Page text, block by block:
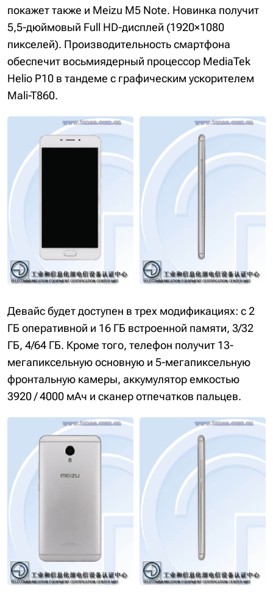
покажет также и Meizu M5 Note. Новинка получит
5,5-дюймовый Full HD-дисплей (1920×1080
пикселей). Производительность смартфона
обеспечит восьмиядерный процессор MediaTek
Helio P10 в тандеме с графическим ускорителем
Mali-T860.
Девайс будет доступен в трех модификациях: с 2
ГБ оперативной и 16 ГБ встроенной памяти, 3/32
ГБ, 4/64 ГБ. Кроме того, телефон получит 13-
мегапиксельную основную и 5-мегапиксельную
фронтальную камеры, аккумулятор емкостью
3920 / 4000 мАч и сканер отпечатков пальцев.